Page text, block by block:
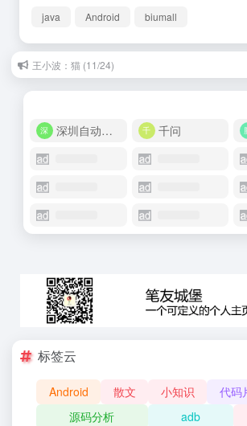
java Android biumall
王小波：猫 (11/24)
三毛：故乡人 (04/16)
深圳自动化商城
千问
标签云
Android 散文 小知识 代码
源码分析
adb